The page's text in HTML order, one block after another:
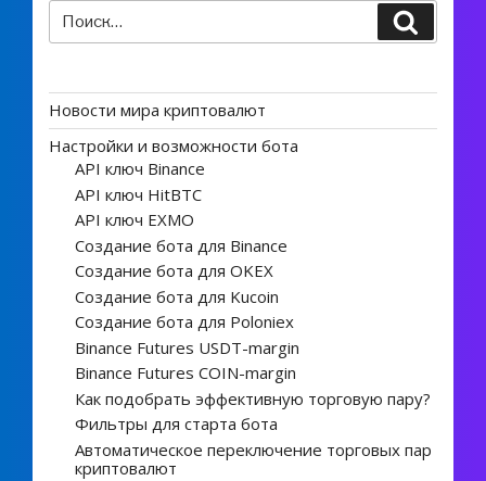
Искать:
Новости мира криптовалют
Настройки и возможности бота
API ключ Binance
API ключ HitBTC
API ключ EXMO
Создание бота для Binance
Создание бота для OKEX
Создание бота для Kucoin
Создание бота для Poloniex
Binance Futures USDT-margin
Binance Futures COIN-margin
Как подобрать эффективную торговую пару?
Фильтры для старта бота
Автоматическое переключение торговых пар
криптовалют